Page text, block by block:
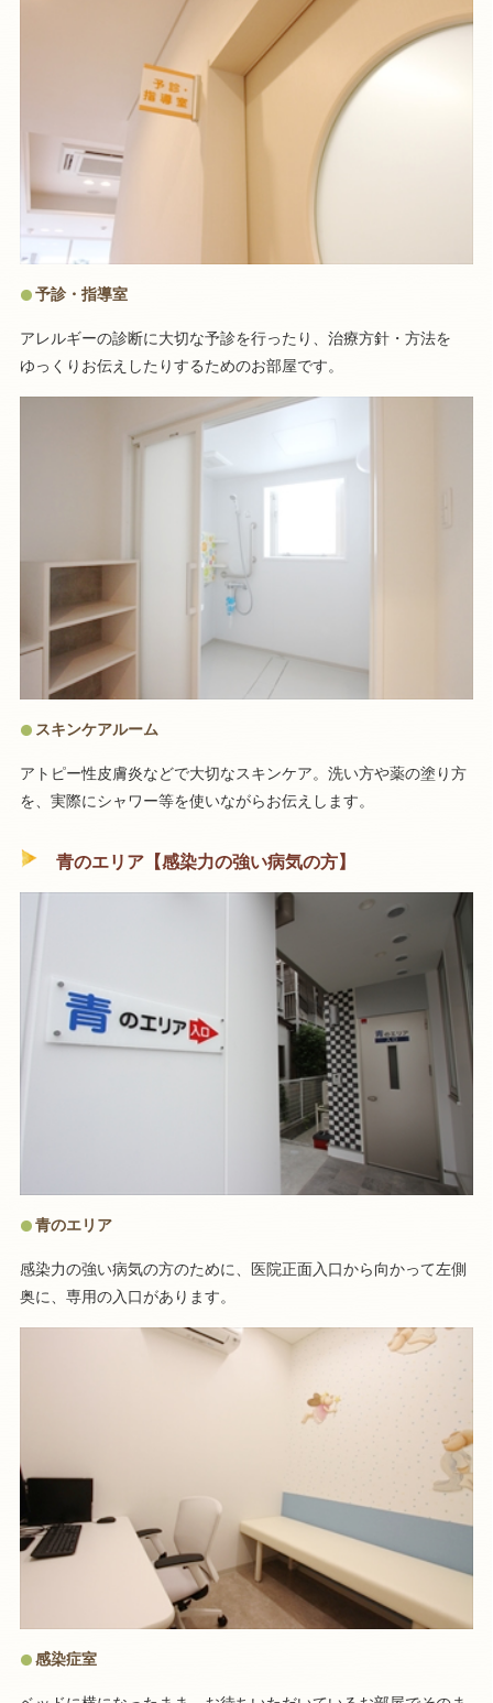
予診・指導室
アレルギーの診断に大切な予診を行ったり、治療方針・方法を
ゆっくりお伝えしたりするためのお部屋です。
スキンケアルーム
アトピー性皮膚炎などで大切なスキンケア。洗い方や薬の塗り方
を、実際にシャワー等を使いながらお伝えします。
青のエリア【感染力の強い病気の方】
青のエリア
感染力の強い病気の方のために、医院正面入口から向かって左側
奥に、専用の入口があります。
感染症室